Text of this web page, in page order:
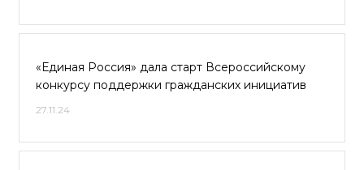
«Единая Россия» дала старт Всероссийскому
конкурсу поддержки гражданских инициатив
27.11.24